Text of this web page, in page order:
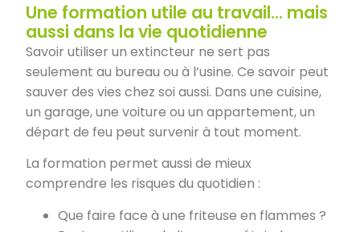
Une formation utile au travail… mais
aussi dans la vie quotidienne
Savoir utiliser un extincteur ne sert pas
seulement au bureau ou à l’usine. Ce savoir peut
sauver des vies chez soi aussi. Dans une cuisine,
un garage, une voiture ou un appartement, un
départ de feu peut survenir à tout moment.
La formation permet aussi de mieux
comprendre les risques du quotidien :
Que faire face à une friteuse en flammes ?